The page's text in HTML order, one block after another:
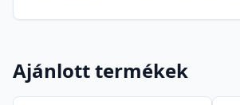
Ajánlott termékek